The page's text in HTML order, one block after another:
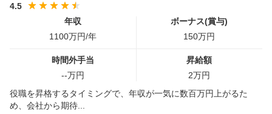
4.5
年収
1100万円/年
ボーナス(賞与)
150万円
時間外手当
--万円
昇給額
2万円
役職を昇格するタイミングで、年収が一気に数百万円上がるた
め、会社から期待...